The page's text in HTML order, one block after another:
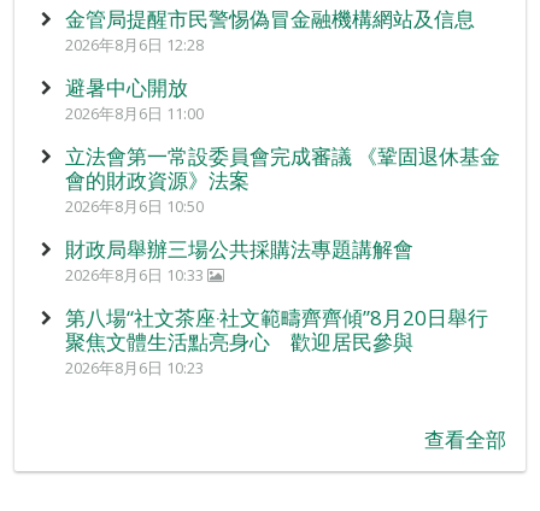
金管局提醒市民警惕偽冒金融機構網站及信息
2026年8月6日 12:28
避暑中心開放
2026年8月6日 11:00
立法會第一常設委員會完成審議 《鞏固退休基金
會的財政資源》法案
2026年8月6日 10:50
財政局舉辦三場公共採購法專題講解會
2026年8月6日 10:33
第八場“社文茶座‧社文範疇齊齊傾”8月20日舉行
聚焦文體生活點亮身心 歡迎居民參與
2026年8月6日 10:23
查看全部